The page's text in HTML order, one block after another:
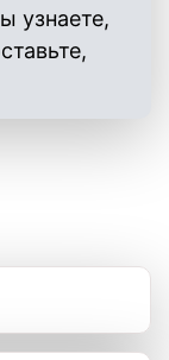
узнаете,